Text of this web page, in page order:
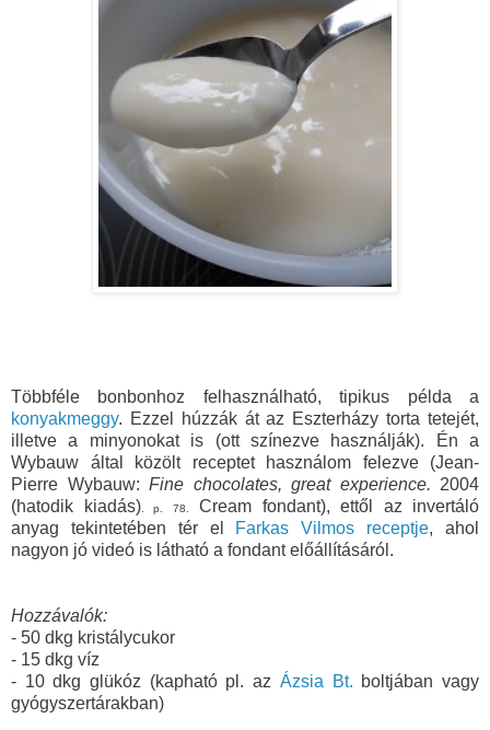
Többféle bonbonhoz felhasználható, tipikus példa a
konyakmeggy. Ezzel húzzák át az Eszterházy torta tetejét,
illetve a minyonokat is (ott színezve használják). Én a
Wybauw által közölt receptet használom felezve (Jean-
Pierre Wybauw: Fine chocolates, great experience. 2004
(hatodik kiadás). p. 78. Cream fondant), ettől az invertáló
anyag tekintetében tér el Farkas Vilmos receptje, ahol
nagyon jó videó is látható a fondant előállításáról.
Hozzávalók:
- 50 dkg kristálycukor
- 15 dkg víz
- 10 dkg glükóz (kapható pl. az Ázsia Bt. boltjában vagy
gyógyszertárakban)